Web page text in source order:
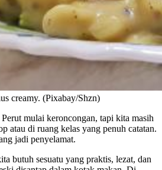
creamy. (Pixabay/Shzn)
mulai keroncongan, tapi kita masih
atau di ruang kelas yang penuh catatan.
jadi penyelamat.
butuh sesuatu yang praktis, lezat, dan